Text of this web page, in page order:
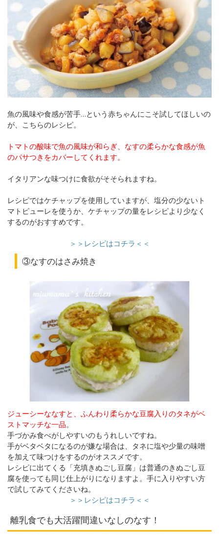
魚の風味や食感が苦手…という赤ちゃんにこそ試してほしいの
が、こちらのレシピ。
トマトの酸味で魚の風味が和らぎ、なすの柔らかな食感が魚
のパサつきをカバーしてくれます。
イタリアンな味つけに食欲がそそられますね。
レシピではケチャップを使用していますが、塩分の少ないト
マトピューレを使うか、ケチャップの量をレシピより少なく
するのがおすすめです。
＞＞レシピはコチラ＜＜
③なすのはさみ焼き
ジューシーななすと、ふんわり柔らかな豆腐入りのタネがベ
ストマッチな一品。
手づかみ食べがしやすいのもうれしいですね。
手がベタベタになるのが嫌な場合は、タネに塩や少量の味噌
を加えて味つけをするのがオススメです。
レシピに出てくる「充填きぬごし豆腐」は普通のきぬごし豆
腐を使っても同じ仕上がりになりますよ。手に入りやすい方
で試してみてくださいね。
＞＞レシピはコチラ＜＜
離乳食でも大活躍間違いなしのなす！